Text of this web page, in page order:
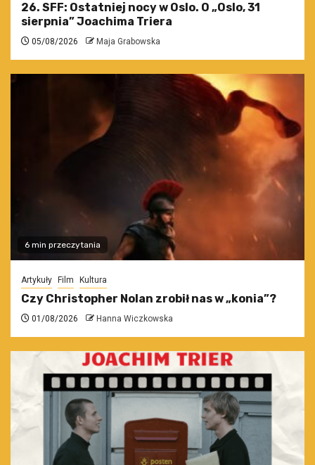
26. SFF: Ostatniej nocy w Oslo. O „Oslo, 31
sierpnia” Joachima Triera
05/08/2026 Maja Grabowska
6 min przeczytania
Artykuły Film Kultura
Czy Christopher Nolan zrobił nas w „konia”?
01/08/2026 Hanna Wiczkowska